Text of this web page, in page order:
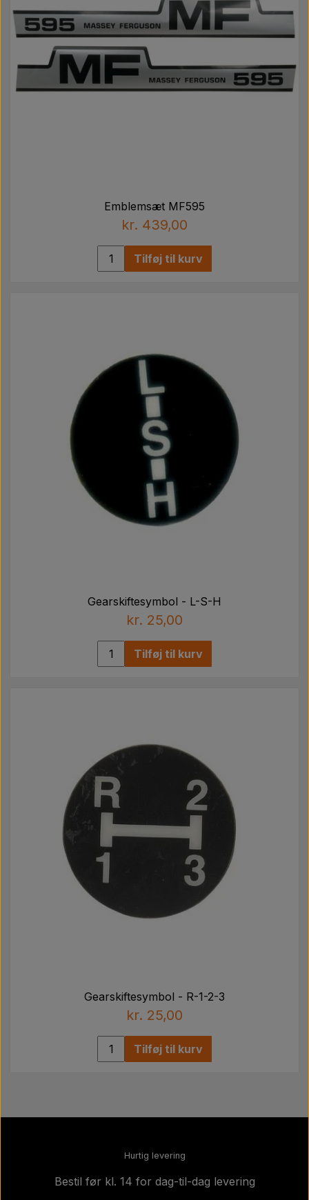
Emblemsæt MF595
kr. 439,00
Tilføj til kurv
Gearskiftesymbol - L-S-H
kr. 25,00
Tilføj til kurv
Gearskiftesymbol - R-1-2-3
kr. 25,00
Tilføj til kurv
Hurtig levering
Bestil før kl. 14 for dag-til-dag levering